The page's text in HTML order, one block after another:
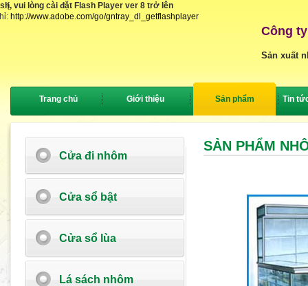
vui lòng cài đặt Flash Player ver 8 trở lên
http://www.adobe.com/go/gntray_dl_getflashplayer
{
Công
Sản xuất
Trang chủ Giới thiệu Sản phẩm Tin
Cửa đi nhôm
Cửa sổ bật
Cửa sổ lùa
Lá sách nhôm
SẢN PHẨM